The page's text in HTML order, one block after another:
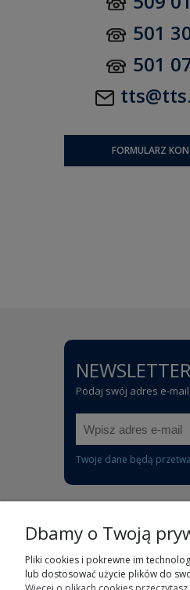
501
501
FORMULARZ
NEWSLETTER
Podaj swój adres e-
Twoje dane będą
Dbamy o Twoją
Pliki cookies i pokrewne im
lub dostosować użycie plików do